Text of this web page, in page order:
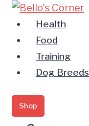
Zum
Inhalt
springen
Health
Food
Training
Dog Breeds
Shop